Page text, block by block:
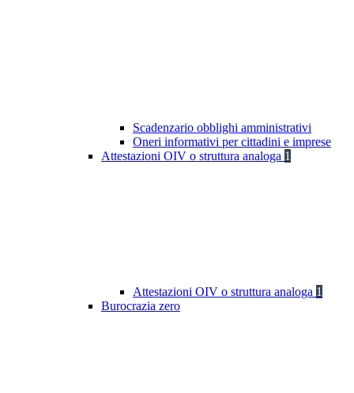
Scadenzario obblighi amministrativi
Oneri informativi per cittadini e imprese
Attestazioni OIV o struttura analoga 1
Attestazioni OIV o struttura analoga 1
Burocrazia zero